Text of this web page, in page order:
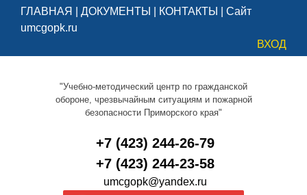
ГЛАВНАЯ ДОКУМЕНТЫ КОНТАКТЫ
Сайт
umcgopk.ru
ВХОД
"Учебно-методический центр по гражданской
обороне, чрезвычайным ситуациям и пожарной
безопасности Приморского края"
+7 (423) 244-26-79
+7 (423) 244-23-58
umcgopk@yandex.ru